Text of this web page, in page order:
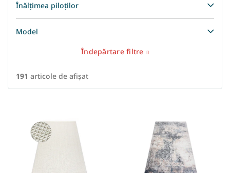
Înălțimea piloților
Model
Îndepărtare filtre
191 articole de afişat